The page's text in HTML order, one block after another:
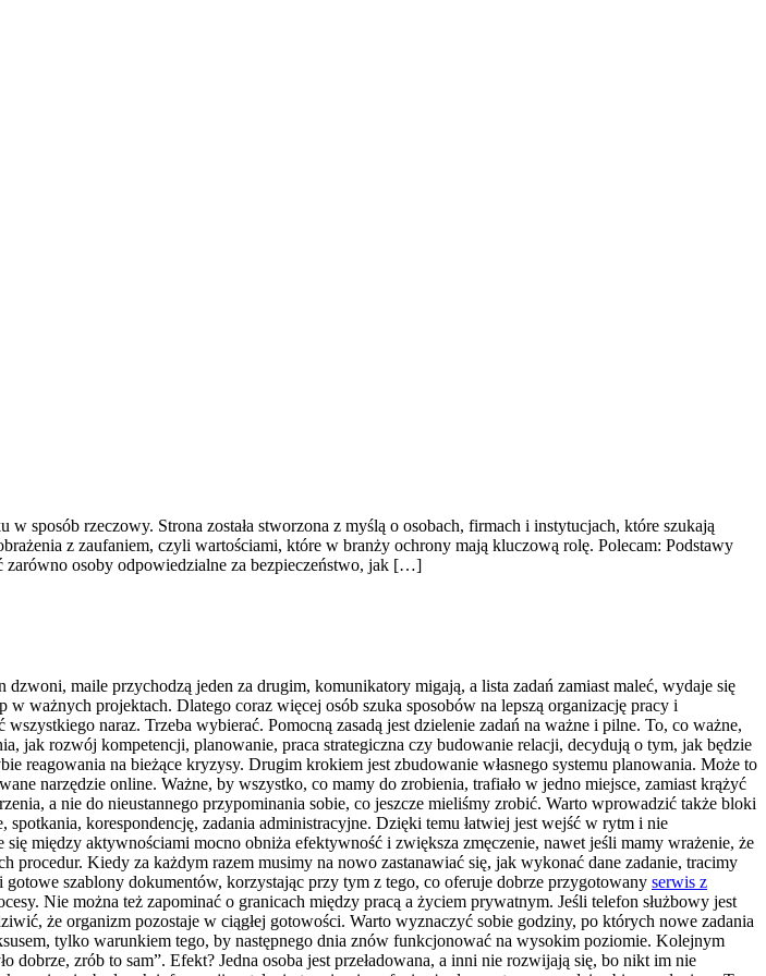
sposób rzeczowy. Strona została stworzona z myślą o osobach, firmach i instytucjach, które szukają
z zaufaniem, czyli wartościami, które w branży ochrony mają kluczową rolę. Polecam: Podstawy
zarówno osoby odpowiedzialne za bezpieczeństwo, jak […]
maile przychodzą jeden za drugim, komunikatory migają, a lista zadań zamiast maleć, wydaje się
ważnych projektach. Dlatego coraz więcej osób szuka sposobów na lepszą organizację pracy i
naraz. Trzeba wybierać. Pomocną zasadą jest dzielenie zadań na ważne i pilne. To, co ważne,
jak rozwój kompetencji, planowanie, praca strategiczna czy budowanie relacji, decydują o tym, jak będzie
reagowania na bieżące kryzysy. Drugim krokiem jest zbudowanie własnego systemu planowania. Może to
narzędzie online. Ważne, by wszystko, co mamy do zrobienia, trafiało w jedno miejsce, zamiast krążyć
a nie do nieustannego przypominania sobie, co jeszcze mieliśmy zrobić. Warto wprowadzić także bloki
korespondencję, zadania administracyjne. Dzięki temu łatwiej jest wejść w rytm i nie
między aktywnościami mocno obniża efektywność i zwiększa zmęczenie, nawet jeśli mamy wrażenie, że
procedur. Kiedy za każdym razem musimy na nowo zastanawiać się, jak wykonać dane zadanie, tracimy
szablony dokumentów, korzystając przy tym z tego, co oferuje dobrze przygotowany serwis z
Nie można też zapominać o granicach między pracą a życiem prywatnym. Jeśli telefon służbowy jest
że organizm pozostaje w ciągłej gotowości. Warto wyznaczyć sobie godziny, po których nowe zadania
tylko warunkiem tego, by następnego dnia znów funkcjonować na wysokim poziomie. Kolejnym
dobrze, zrób to sam”. Efekt? Jedna osoba jest przeładowana, a inni nie rozwijają się, bo nikt im nie